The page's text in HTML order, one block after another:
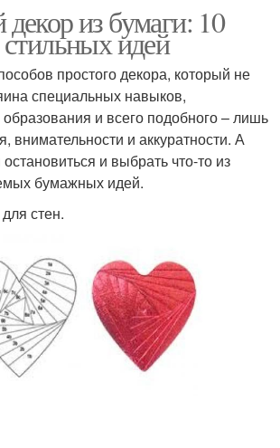
из бумаги: 10
идей
простого декора, который не
специальных навыков,
и всего подобного – лишь
внимательности и аккуратности. А
и выбрать что-то из
бумажных идей.
стен.